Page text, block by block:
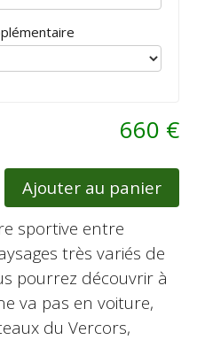
660 €
Ajouter au panier
sportive entre
très variés de
pourrez découvrir à
va pas en voiture,
du Vercors,